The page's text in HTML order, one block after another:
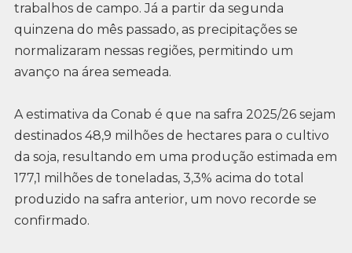
trabalhos de campo. Já a partir da segunda
quinzena do mês passado, as precipitações se
normalizaram nessas regiões, permitindo um
avanço na área semeada.
A estimativa da Conab é que na safra 2025/26 sejam
destinados 48,9 milhões de hectares para o cultivo
da soja, resultando em uma produção estimada em
177,1 milhões de toneladas, 3,3% acima do total
produzido na safra anterior, um novo recorde se
confirmado.